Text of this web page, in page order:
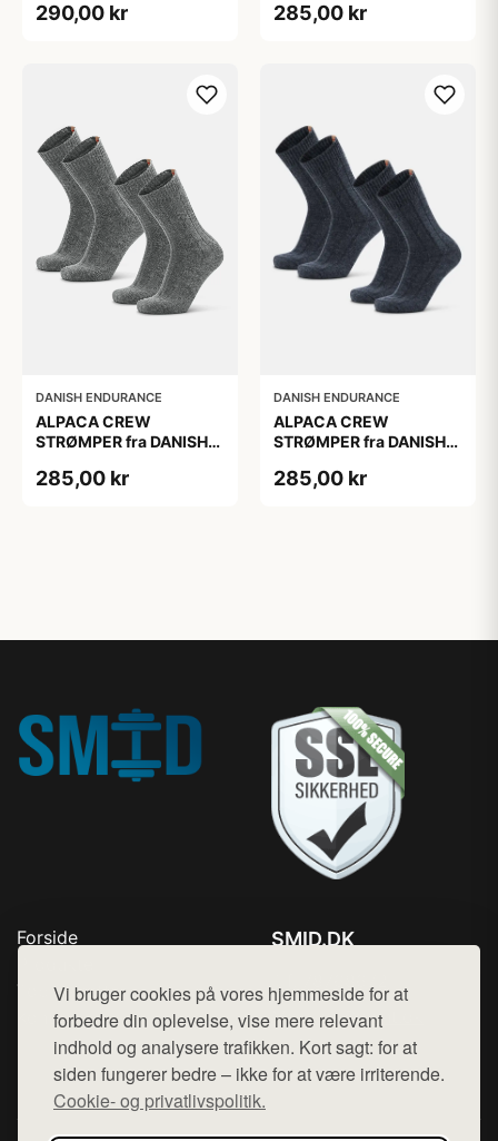
Vi bruger cookies på vores hjemmeside for at
forbedre din oplevelse, vise mere relevant
indhold og analysere trafikken. Kort sagt: for at
siden fungerer bedre – ikke for at være irriterende.
Cookie- og privatlivspolitik.
Mørkegrå/Lysegrå, 35-
290,00 kr
38, Varm og åndbar
285,00 kr
DANISH ENDURANCE
ALPACA CREW
STRØMPER fra DANISH
38, Varm og åndbar
285,00 kr
DANISH ENDURANCE
ALPACA CREW
STRØMPER fra DANISH
38, Varm og åndbar
285,00 kr
Forside
Top Rabatter
Kontakt
SMID.DK
Mail: hej@want.dk
Cookie- og privatlivspolitik